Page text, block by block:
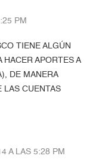
PM
TIENE ALGÚN
HACER APORTES A
DE MANERA
LAS CUENTAS
A LAS 5:28 PM